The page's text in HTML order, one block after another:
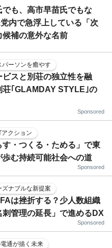
でも、高市早苗氏でもな
内で急浮上している「次
候補の意外な名前
パーソンを癒やす
ビスと別荘の独立性を融
｢GLAMDAY STYLE｣の
Sponsored
クション
す・つくる・ためる」で東
歩む持続可能社会への道
Sponsored
ナブルな新提案
は挫折する？少人数組織
刺管理の延長」で進めるDX
Sponsored
通が描く未来